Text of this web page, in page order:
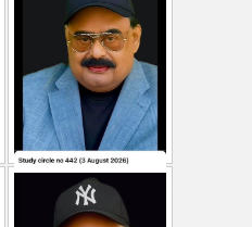
حکومت پاکستان کی جانب